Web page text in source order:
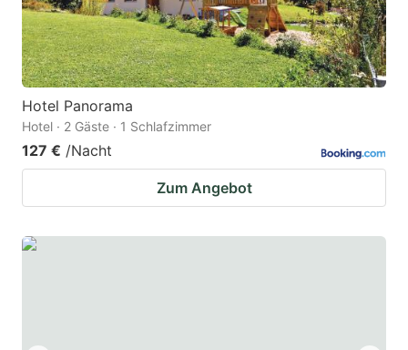
Hotel Panorama
Hotel · 2 Gäste · 1 Schlafzimmer
127 € /Nacht
Zum Angebot